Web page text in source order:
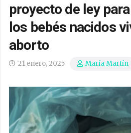
proyecto de ley
los bebés nacidos
aborto
21 enero, 2025 María Martín